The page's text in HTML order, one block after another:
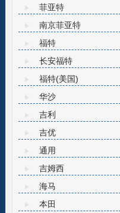
菲亚特
南京菲亚特
福特
长安福特
福特(美国)
华沙
吉利
吉优
通用
吉姆西
海马
本田